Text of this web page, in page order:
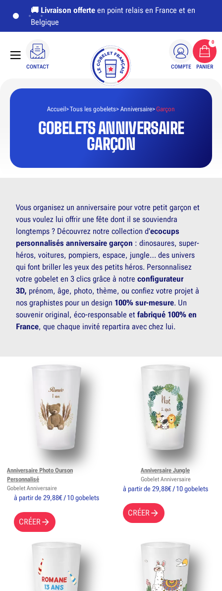
🚚 Livraison offerte en point relais en France et en
Belgique
CONTACT COMPTE PANIER
0
Accueil Tous les gobelets Anniversaire Garçon
GOBELETS ANNIVERSAIRE
GARÇON
Vous organisez un anniversaire pour votre petit garçon et
vous voulez lui offrir une fête dont il se souviendra
longtemps ? Découvrez notre collection d'ecocups
personnalisés anniversaire garçon : dinosaures, super-
héros, voitures, pompiers, espace, jungle… des univers
qui font briller les yeux des petits héros. Personnalisez
votre gobelet en 3 clics grâce à notre configurateur
3D, prénom, âge, photo, thème, ou confiez votre projet à
nos graphistes pour un design 100% sur-mesure. Un
souvenir original, éco-responsable et fabriqué 100% en
France, que chaque invité repartira avec chez lui.
à partir de 29,88€ / 10 gobelets
CRÉER
Anniversaire Photo Ourson
Personnalisé
Gobelet Anniversaire
à partir de 29,88€ / 10 gobelets
CRÉER
Anniversaire Jungle
Gobelet Anniversaire